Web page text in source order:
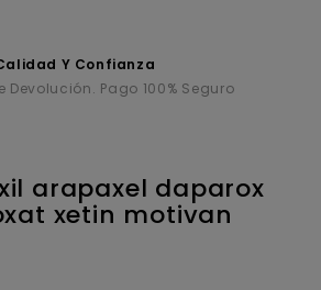
Y Confianza
Devolución. Pago 100% Seguro
arapaxel daparox
xetin motivan